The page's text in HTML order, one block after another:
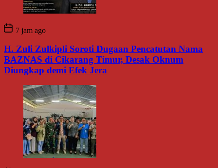
7 jam ago
H. Zuli Zulkipli Soroti Dugaan Pencatutan Nama
BAZNAS di Cikarang Timur, Desak Oknum
Diungkap demi Efek Jera